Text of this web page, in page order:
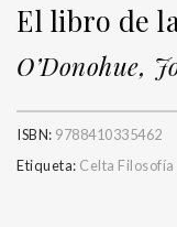
El libro de
O’Donohue,
ISBN: 9788410335462
Etiqueta: Celta Filosofía